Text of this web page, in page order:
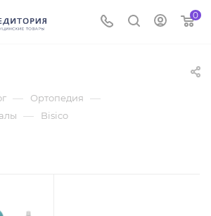
0
— Ортопедия —
— Bisico